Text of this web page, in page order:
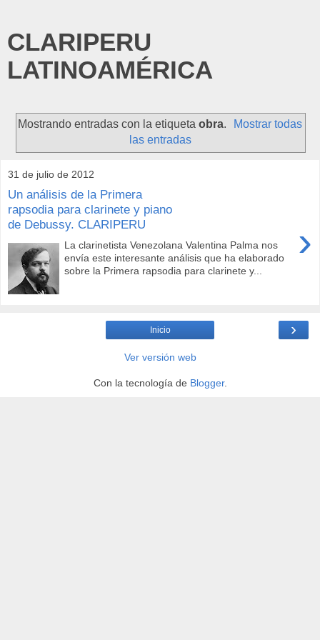
CLARIPERU
LATINOAMÉRICA
Mostrando entradas con la etiqueta obra.
Mostrar todas
las entradas
31 de julio de 2012
Un análisis de la Primera
rapsodia para clarinete y piano
de Debussy. CLARIPERU
›
La clarinetista Venezolana Valentina Palma nos
envía este interesante análisis que ha elaborado
sobre la Primera rapsodia para clarinete y...
›
Inicio
Ver versión web
Con la tecnología de Blogger.